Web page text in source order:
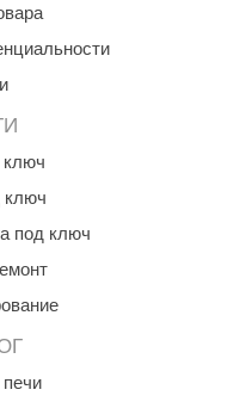
ключ
под ключ